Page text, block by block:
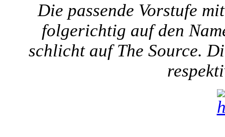
Die passende Vorstufe
folgerichtig auf den
schlicht auf The Source.